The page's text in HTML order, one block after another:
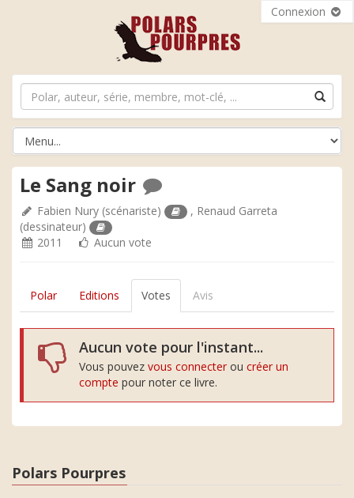
Connexion
Le Sang noir
Fabien Nury (scénariste) , Renaud Garreta
(dessinateur)
2011
Aucun vote
Polar Editions Votes Avis
Aucun vote pour l'instant...
Vous pouvez vous connecter ou créer un
compte pour noter ce livre.
Polars Pourpres